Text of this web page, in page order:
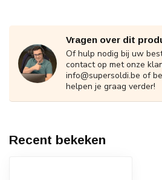
Vragen over dit
Of hulp nodig bij uw
contact op met onze
info@supersoldi.be of
helpen je graag verder!
Recent bekeken